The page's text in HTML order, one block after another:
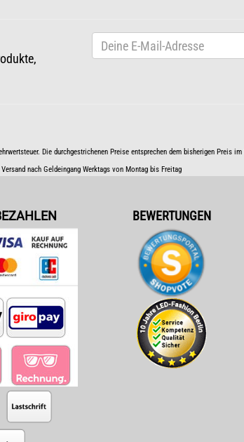
Die durchgestrichenen Preise entsprechen dem bisherigen Preis im
nach Geldeingang Werktags von Montag bis Freitag
BEWERTUNGEN